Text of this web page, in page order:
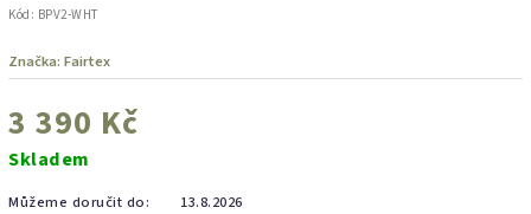
Kód: BPV2-WHT
Značka: Fairtex
3 390 Kč
Skladem
Můžeme doručit do: 13.8.2026